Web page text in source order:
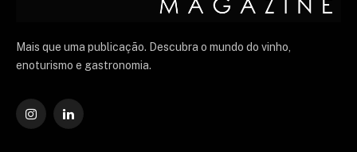
Mais que uma publicação. Descubra o mundo do vinho,
enoturismo e gastronomia.
Instagram
O